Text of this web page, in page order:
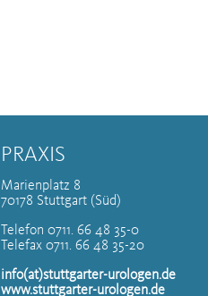
PRAXIS
Marienplatz 8
70178 Stuttgart (Süd)
Telefon 0711. 66 48 35-0
Telefax 0711. 66 48 35-20
info(at)stuttgarter-urologen.de
www.stuttgarter-urologen.de